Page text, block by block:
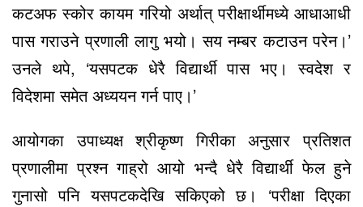
कटअफ स्कोर कायम गरियो अर्थात् परीक्षार्थीमध्ये आधाआधी
पास गराउने प्रणाली लागु भयो। सय नम्बर कटाउन परेन।’
उनले थपे, ‘यसपटक धेरै विद्यार्थी पास भए। स्वदेश र
विदेशमा समेत अध्ययन गर्न पाए।’
आयोगका उपाध्यक्ष श्रीकृष्ण गिरीका अनुसार प्रतिशत
प्रणालीमा प्रश्न गाह्रो आयो भन्दै धेरै विद्यार्थी फेल हुने
गुनासो पनि यसपटकदेखि सकिएको छ। ‘परीक्षा दिएका